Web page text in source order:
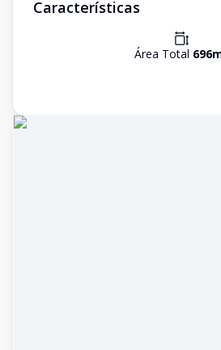
Características
Área Total 696